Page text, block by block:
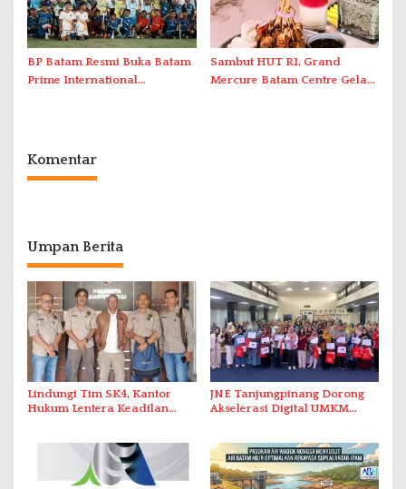
BP Batam Resmi Buka Batam
Prime International
Sambut HUT RI, Grand
Mercure Batam Centre Gelar
Komentar
Umpan Berita
Lindungi Tim SK4, Kantor
Hukum Lentera Keadilan
Bukik Batarah
JNE Tanjungpinang Dorong
Akselerasi Digital UMKM